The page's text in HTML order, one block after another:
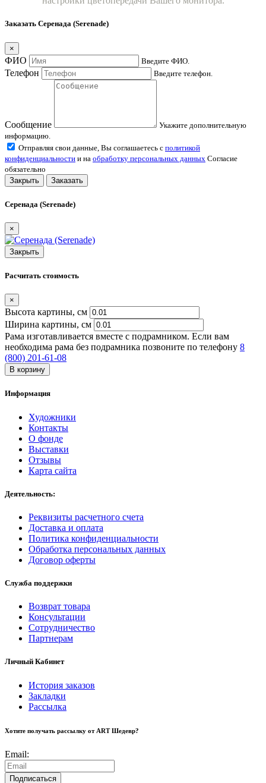
Заказать Серенада (Serenade)
×
ФИО Введите ФИО.
Телефон Введите телефон.
Сообщение
Укажите дополнительную
информацию.
Отправляя свои данные, Вы соглашаетесь с политикой
конфиденциальности и на обработку персональных данных Согласие
обязательно
Закрыть
Заказать
Серенада (Serenade)
×
Закрыть
Расчитать стоимость
×
Высота картины, см
Ширина картины, cм
Рама изготавливается вместе с подрамником. Если вам
необходима рама без подрамника позвоните по телефону 8
(800) 201-61-08
В корзину
Информация
Художники
Контакты
О фонде
Выставки
Отзывы
Карта сайта
Деятельность:
Реквизиты расчетного счета
Доставка и оплата
Политика конфиденциальности
Обработка персональных данных
Договор оферты
Служба поддержки
Возврат товара
Консультации
Сотрудничество
Партнерам
Личный Кабинет
История заказов
Закладки
Рассылка
Хотите получать рассылку от ART Шедевр?
Email:
Подписаться